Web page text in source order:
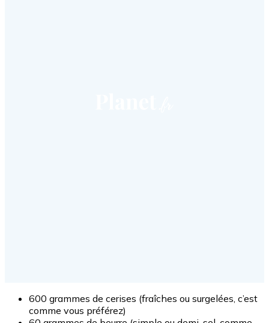
600 grammes de cerises (fraîches ou surgelées, c’est
comme vous préférez)